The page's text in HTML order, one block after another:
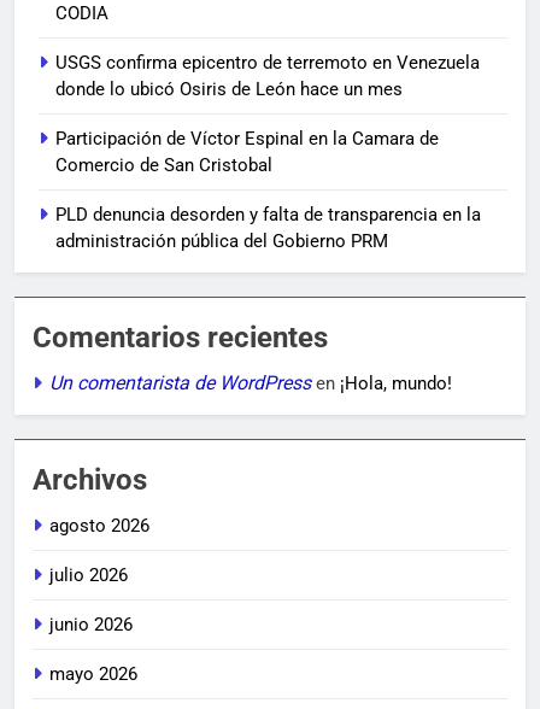
CODIA
USGS confirma epicentro de terremoto en Venezuela
donde lo ubicó Osiris de León hace un mes
Participación de Víctor Espinal en la Camara de
Comercio de San Cristobal
PLD denuncia desorden y falta de transparencia en la
administración pública del Gobierno PRM
Comentarios recientes
Un comentarista de WordPressen ¡Hola, mundo!
Archivos
agosto 2026
julio 2026
junio 2026
mayo 2026